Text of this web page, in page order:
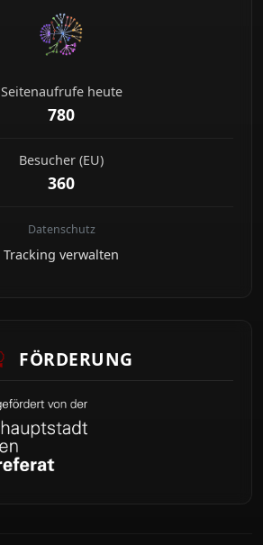
Seitenaufrufe heute
780
Besucher (EU)
360
Datenschutz
Tracking verwalten
FÖRDERUNG